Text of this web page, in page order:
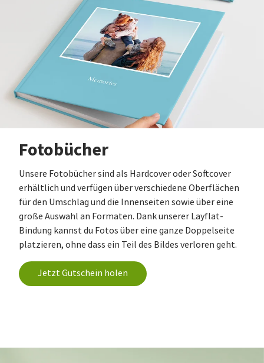
Fotobücher
Unsere Fotobücher sind als Hardcover oder Softcover
erhältlich und verfügen über verschiedene Oberflächen
für den Umschlag und die Innenseiten sowie über eine
große Auswahl an Formaten. Dank unserer Layflat-
Bindung kannst du Fotos über eine ganze Doppelseite
platzieren, ohne dass ein Teil des Bildes verloren geht.
Jetzt Gutschein holen